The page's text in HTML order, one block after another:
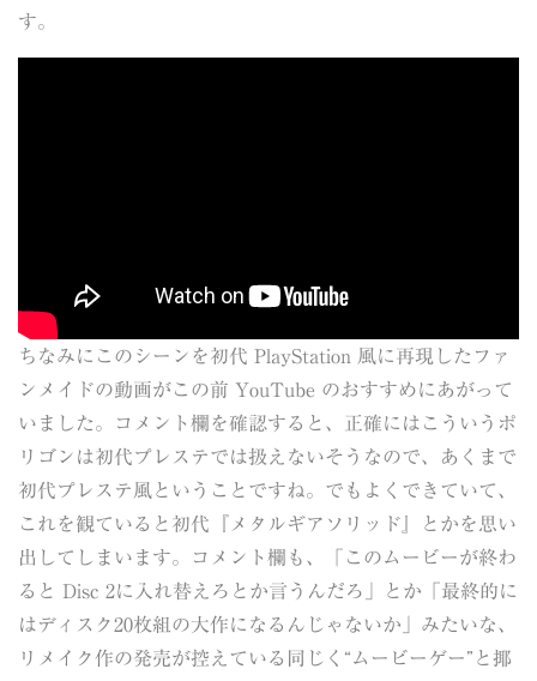
す。
ちなみにこのシーンを初代 PlayStation 風に再現したファ
ンメイドの動画がこの前 YouTube のおすすめにあがって
いました。コメント欄を確認すると、正確にはこういうポ
リゴンは初代プレステでは扱えないそうなので、あくまで
初代プレステ風ということですね。でもよくできていて、
これを観ていると初代『メタルギアソリッド』とかを思い
出してしまいます。コメント欄も、「このムービーが終わ
ると Disc 2に入れ替えろとか言うんだろ」とか「最終的に
はディスク20枚組の大作になるんじゃないか」みたいな、
リメイク作の発売が控えている同じく“ムービーゲー”と揶